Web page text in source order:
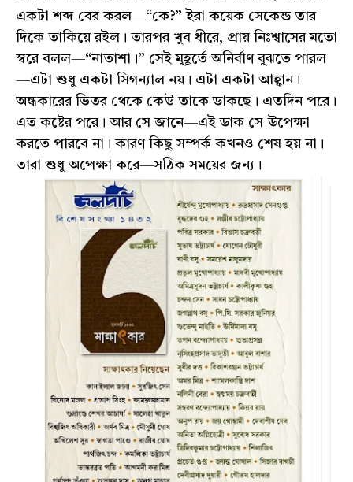
একটা শব্দ বের করল—“কে?” ইরা কয়েক সেকেন্ড তার
দিকে তাকিয়ে রইল। তারপর খুব ধীরে, প্রায় নিঃশ্বাসের মতো
স্বরে বলল—“নাতাশা।” সেই মুহূর্তে অনির্বাণ বুঝতে পারল
—এটা শুধু একটা সিগন্যাল নয়। এটা একটা আহ্বান।
অন্ধকারের ভিতর থেকে কেউ তাকে ডাকছে। এতদিন পরে।
এত কষ্টের পরে। আর সে জানে—এই ডাক সে উপেক্ষা
করতে পারবে না। কারণ কিছু সম্পর্ক কখনও শেষ হয় না।
তারা শুধু অপেক্ষা করে—সঠিক সময়ের জন্য।